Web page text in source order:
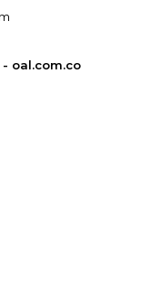
oal.com.co